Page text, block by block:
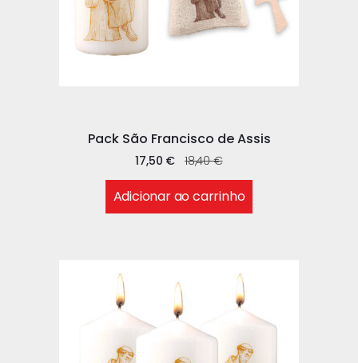
Pack São Francisco de Assis
18,40€
17,50 €
Adicionar ao carrinho